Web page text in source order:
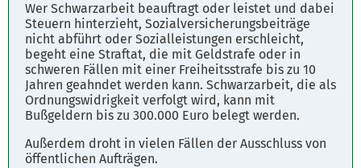
Wer Schwarzarbeit beauftragt oder leistet und dabei
Steuern hinterzieht, Sozialversicherungsbeiträge
nicht abführt oder Sozialleistungen erschleicht,
begeht eine Straftat, die mit Geldstrafe oder in
schweren Fällen mit einer Freiheitsstrafe bis zu 10
Jahren geahndet werden kann. Schwarzarbeit, die als
Ordnungswidrigkeit verfolgt wird, kann mit
Bußgeldern bis zu 300.000 Euro belegt werden.
Außerdem droht in vielen Fällen der Ausschluss von
öffentlichen Aufträgen.